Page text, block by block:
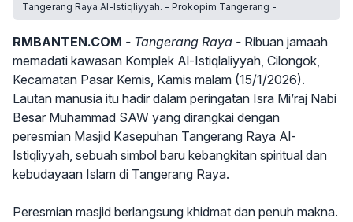
Tangerang Raya Al-Istiqliyyah. - Prokopim Tangerang -
RMBANTEN.COM - Tangerang Raya - Ribuan jamaah
memadati kawasan Komplek Al-Istiqlaliyyah, Cilongok,
Kecamatan Pasar Kemis, Kamis malam (15/1/2026).
Lautan manusia itu hadir dalam peringatan Isra Mi’raj Nabi
Besar Muhammad SAW yang dirangkai dengan
peresmian Masjid Kasepuhan Tangerang Raya Al-
Istiqliyyah, sebuah simbol baru kebangkitan spiritual dan
kebudayaan Islam di Tangerang Raya.
Peresmian masjid berlangsung khidmat dan penuh makna.